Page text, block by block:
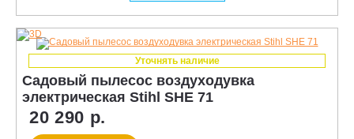
Уточнять наличие
Садовый пылесос воздуходувка
электрическая Stihl SHE 71
20 290 р.